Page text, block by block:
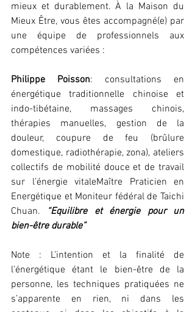
mieux et durablement. À la Maison du
Mieux Être, vous êtes accompagné(e) par
une équipe de professionnels aux
compétences variées :
Philippe Poisson: consultations en
énergétique traditionnelle chinoise et
indo-tibétaine, massages chinois,
thérapies manuelles, gestion de la
douleur, coupure de feu (brûlure
domestique, radiothérapie, zona), ateliers
collectifs de mobilité douce et de travail
sur l’énergie vitaleMaître Praticien en
Energétique et Moniteur fédéral de Taichi
Chuan.
“Equilibre et énergie pour un
bien-être durable”
Note : L’intention et la finalité de
l’énergétique étant le bien-être de la
personne, les techniques pratiquées ne
s’apparente en rien, ni dans les